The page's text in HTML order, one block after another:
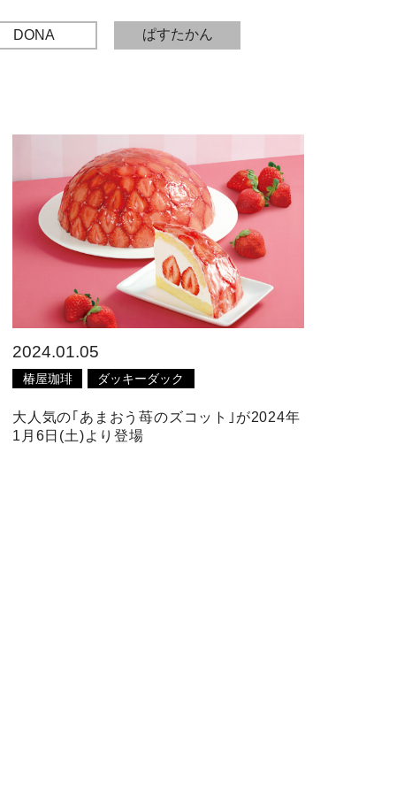
DONA ぱすたかん
2024.01.05
椿屋珈琲 ダッキーダック
大人気の｢あまおう苺のズコット｣が2024年
1月6日(土)より登場